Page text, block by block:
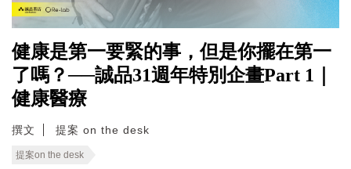
健康是第一要緊的事，但是你擺在第一
了嗎？──誠品31週年特別企畫Part 1｜
健康醫療
撰文 提案 on the desk
提案on the desk